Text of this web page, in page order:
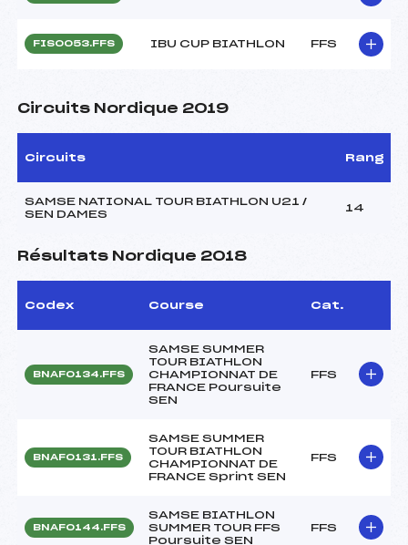
FIS0053.FFS IBU CUP BIATHLON FFS
Circuits Nordique 2019
Circuits Rang
SAMSE NATIONAL TOUR BIATHLON U21 /
SEN DAMES
14
Résultats Nordique 2018
Codex Course Cat.
BNAF0134.FFS
SAMSE SUMMER
TOUR BIATHLON
CHAMPIONNAT DE
FRANCE Poursuite
SEN
FFS
BNAF0131.FFS
SAMSE SUMMER
TOUR BIATHLON
CHAMPIONNAT DE
FRANCE Sprint SEN
FFS
BNAF0144.FFS
SAMSE BIATHLON
SUMMER TOUR FFS
Poursuite SEN
FFS